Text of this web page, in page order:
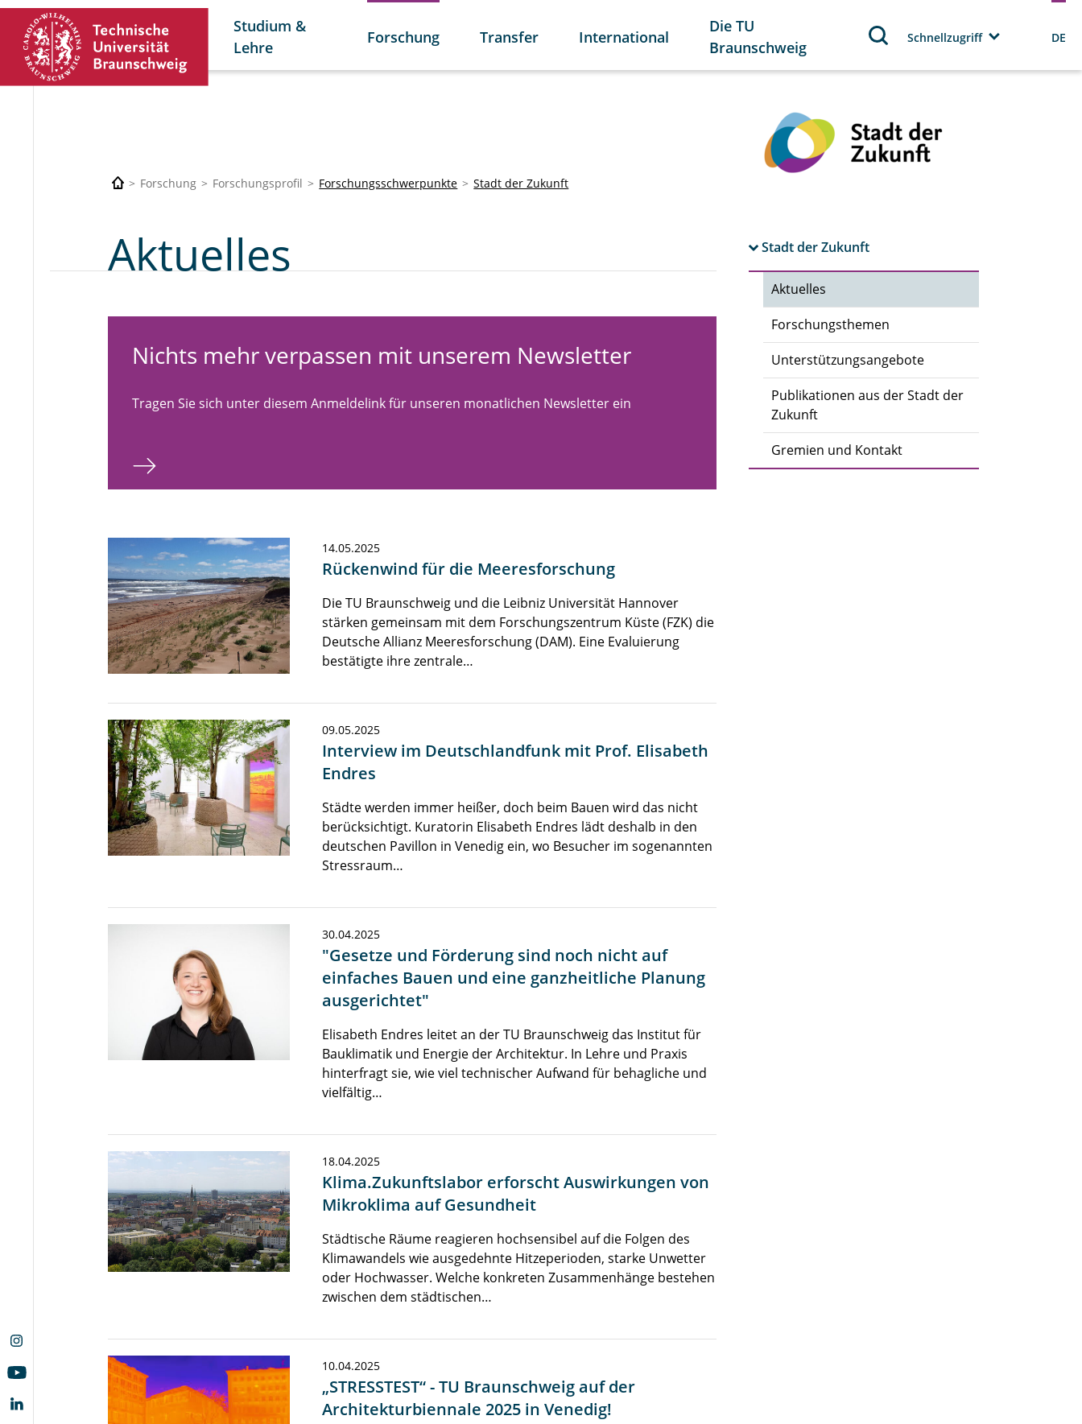
Studium &
Lehre
Forschung Transfer International
Die TU
Braunschweig
Schnellzugriff DE
Forschung Forschungsprofil Forschungsschwerpunkte Stadt der Zukunft
Stadt der Zukunft
Aktuelles
Forschungsthemen
Unterstützungsangebote
Publikationen aus der Stadt der
Zukunft
Gremien und Kontakt
Aktuelles
Nichts mehr verpassen mit unserem Newsletter
Tragen Sie sich unter diesem Anmeldelink für unseren monatlichen Newsletter ein
14.05.2025
Rückenwind für die Meeresforschung
Die TU Braunschweig und die Leibniz Universität Hannover
stärken gemeinsam mit dem Forschungszentrum Küste (FZK) die
Deutsche Allianz Meeresforschung (DAM). Eine Evaluierung
bestätigte ihre zentrale…
09.05.2025
Interview im Deutschlandfunk mit Prof. Elisabeth
Endres
Städte werden immer heißer, doch beim Bauen wird das nicht
berücksichtigt. Kuratorin Elisabeth Endres lädt deshalb in den
deutschen Pavillon in Venedig ein, wo Besucher im sogenannten
Stressraum…
30.04.2025
"Gesetze und Förderung sind noch nicht auf
einfaches Bauen und eine ganzheitliche Planung
ausgerichtet"
Elisabeth Endres leitet an der TU Braunschweig das Institut für
Bauklimatik und Energie der Architektur. In Lehre und Praxis
hinterfragt sie, wie viel technischer Aufwand für behagliche und
vielfältig…
18.04.2025
Klima.Zukunftslabor erforscht Auswirkungen von
Mikroklima auf Gesundheit
Städtische Räume reagieren hochsensibel auf die Folgen des
Klimawandels wie ausgedehnte Hitzeperioden, starke Unwetter
oder Hochwasser. Welche konkreten Zusammenhänge bestehen
zwischen dem städtischen…
10.04.2025
„STRESSTEST“ - TU Braunschweig auf der
Architekturbiennale 2025 in Venedig!